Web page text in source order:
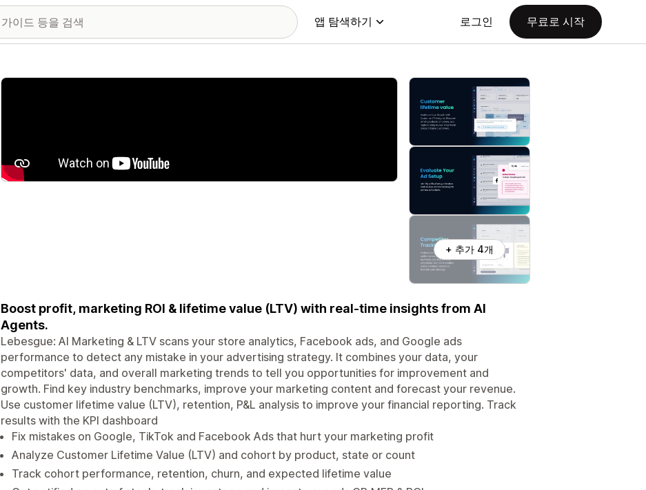
앱 탐색하기 로그인 무료로 시작
추천 이미지 갤러리
+ 추가 4개
Boost profit, marketing ROI & lifetime value (LTV) with real-time insights from AI
Agents.
Lebesgue: AI Marketing & LTV scans your store analytics, Facebook ads, and Google ads
performance to detect any mistake in your advertising strategy. It combines your data, your
competitors' data, and overall marketing trends to tell you opportunities for improvement and
growth. Find key industry benchmarks, improve your marketing content and forecast your revenue.
Use customer lifetime value (LTV), retention, P&L analysis to improve your financial reporting. Track
results with the KPI dashboard
Fix mistakes on Google, TikTok and Facebook Ads that hurt your marketing profit
Analyze Customer Lifetime Value (LTV) and cohort by product, state or count
Track cohort performance, retention, churn, and expected lifetime value